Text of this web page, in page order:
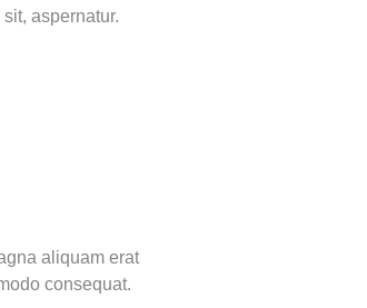
aspernatur.
aliquam erat
consequat.